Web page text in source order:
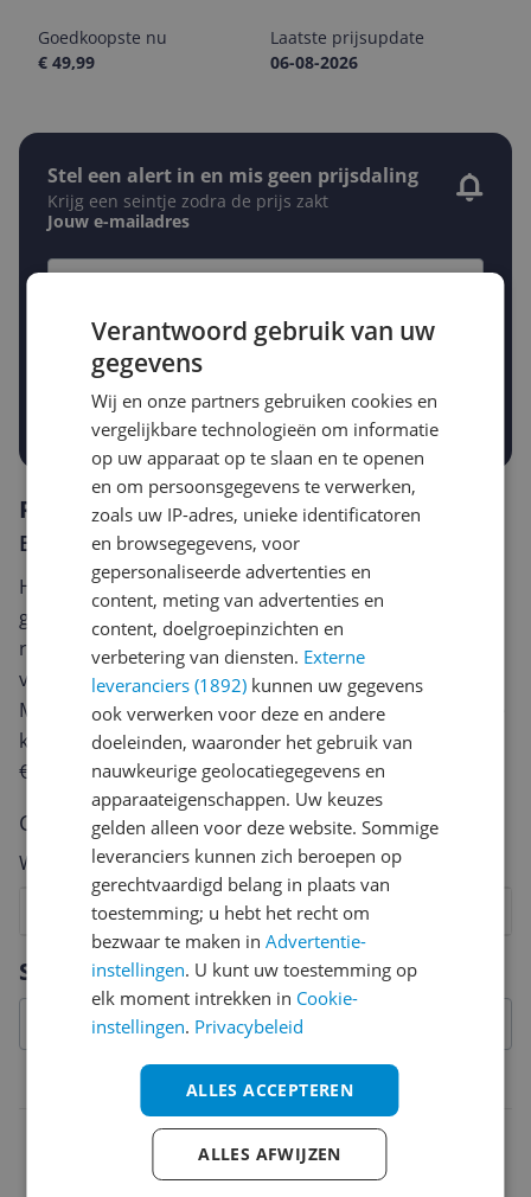
Goedkoopste nu
€ 49,99
Laatste prijsupdate
06-08-2026
Stel een alert in en mis geen prijsdaling
Krijg een seintje zodra de prijs zakt
Jouw e-mailadres
Gewenste daling of bedrag
-5% -10% -15%
Gewenste prijs
Prijsalert aanzetten
Specificaties
Belangrijkste kenmerken
8720694207456
Reviews
Er zijn nog geen reviews geschreven
Heb jij dit product in bezit en wil je graag je mening
geven? Start dan hieronder met het schrijven van je
review. Afhankelijk van de details duurt het schrijven
van een review gemiddeld tussen de 3 en 10 minuten.
Met jouw mening help je andere bezoekers een betere
keuze te maken én maak je iedere maand kans op
€250,-!
Klik hier voor de actievoorwaarden.
Cijfer
Welk cijfer geef jij dit product?
7
6
5
4
3
2
Vraag 1 van 4
Verantwoord gebruik van uw
gegevens
Wij en onze partners gebruiken cookies en
vergelijkbare technologieën om informatie
op uw apparaat op te slaan en te openen
en om persoonsgegevens te verwerken,
zoals uw IP-adres, unieke identificatoren
en browsegegevens, voor
gepersonaliseerde advertenties en
content, meting van advertenties en
content, doelgroepinzichten en
verbetering van diensten. Externe
leveranciers (1892) kunnen uw gegevens
ook verwerken voor deze en andere
doeleinden, waaronder het gebruik van
nauwkeurige geolocatiegegevens en
apparaateigenschappen. Uw keuzes
gelden alleen voor deze website. Sommige
leveranciers kunnen zich beroepen op
gerechtvaardigd belang in plaats van
toestemming; u hebt het recht om
bezwaar te maken inAdvertentie-
instellingen. U kunt uw toestemming op
elk moment intrekken in Cookie-
instellingen. Privacybeleid
ALLES ACCEPTEREN
ALLES AFWIJZEN